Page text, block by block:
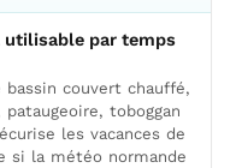
utilisable par temps
bassin couvert chauffé,
toboggan
les vacances de
si la météo normande